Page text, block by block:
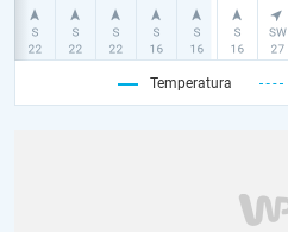
Temperatura